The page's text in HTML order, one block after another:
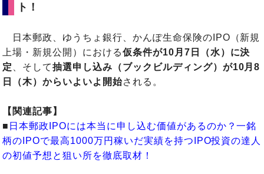
ト！
日本郵政、ゆうちょ銀行、かんぽ生命保険のIPO（新規
上場・新規公開）における仮条件が10月7日（水）に決
定
、そして抽選申し込み（ブックビルディング）が10月8
日（木）からいよいよ開始される。
【関連記事】
■ 日本郵政IPOには本当に申し込む価値があるのか？一銘
柄のIPOで最高1000万円稼いだ実績を持つIPO投資の達人
の初値予想と狙い所を徹底取材！